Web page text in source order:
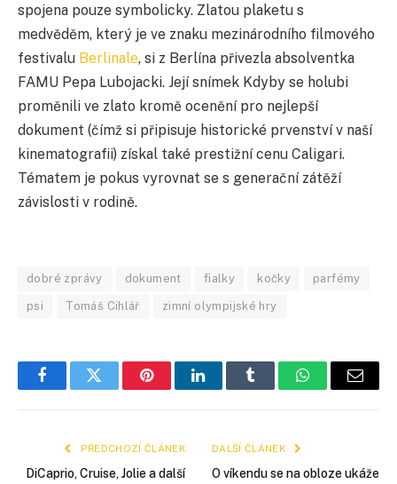
spojena pouze symbolicky. Zlatou plaketu s
medvěděm, který je ve znaku mezinárodního filmového
festivalu Berlinale, si z Berlína přivezla absolventka
FAMU Pepa Lubojacki. Její snímek Kdyby se holubi
proměnili ve zlato kromě ocenění pro nejlepší
dokument (čímž si připisuje historické prvenství v naší
kinematografii) získal také prestižní cenu Caligari.
Tématem je pokus vyrovnat se s generační zátěží
závislosti v rodině.
dobré zprávy dokument fialky kočky parfémy
psi Tomáš Cihlář zimní olympijské hry
FacebookTwitter PinterestLinkedInTumblr WhatsApp
E-
PŘEDCHOZÍ ČLÁNEK
DiCaprio, Cruise, Jolie a další
DALŠÍ ČLÁNEK
O víkendu se na obloze ukáže